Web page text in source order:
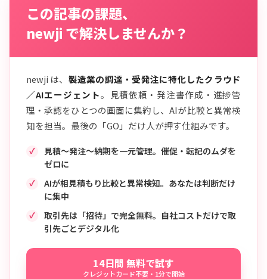
この記事の課題、
newji で解決しませんか？
newji は、 製造業の調達・受発注に特化したクラウド
／AIエージェント。見積依頼・発注書作成・進捗管
理・承認をひとつの画面に集約し、AIが比較と異常検
知を担当。最後の「GO」だけ人が押す仕組みです。
見積〜発注〜納期を一元管理。催促・転記のムダを
ゼロに
AIが相見積もり比較と異常検知。あなたは判断だけ
に集中
取引先は「招待」で完全無料。自社コストだけで取
引先ごとデジタル化
14日間 無料で試す
クレジットカード不要・1分で開始